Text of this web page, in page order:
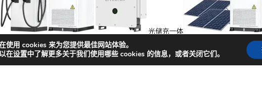
光储充一体
储能
快捷入口
使用 cookies 来为您提供最佳网站体验。
在设置中了解更多关于我们使用哪些 cookies 的信息，或者关闭它们。